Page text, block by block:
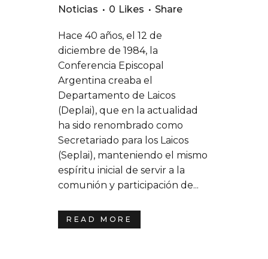
Noticias
0 Likes Share
Hace 40 años, el 12 de
diciembre de 1984, la
Conferencia Episcopal
Argentina creaba el
Departamento de Laicos
(Deplai), que en la actualidad
ha sido renombrado como
Secretariado para los Laicos
(Seplai), manteniendo el mismo
espíritu inicial de servir a la
comunión y participación de...
READ MORE